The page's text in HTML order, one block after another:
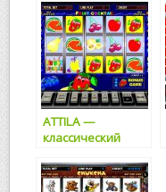
искушенных
игроков
ATTILA —
классический
в казино онлайн
Вулкан